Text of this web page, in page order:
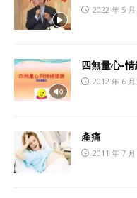
2022 年 5 月
四無量心-
2012 年 6 月
產痛
2011 年 7 月